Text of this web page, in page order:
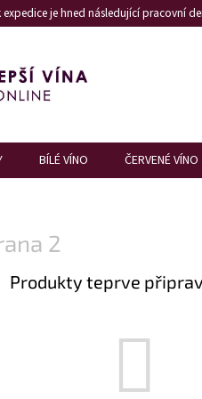
je hned následující pracovní
BÍLÉ VÍNO ČERVENÉ VÍNO
2
Produkty teprve